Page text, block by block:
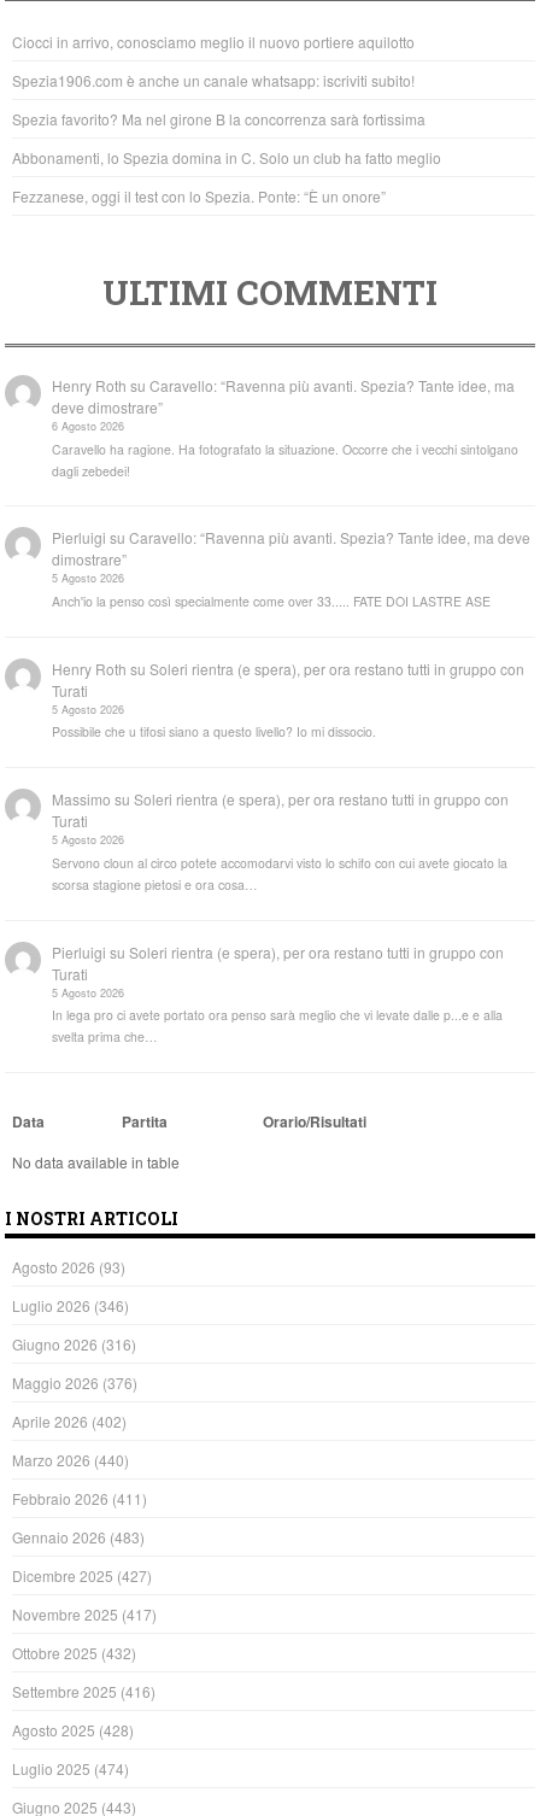
b
o
o
k
A
p
p
Ciocci in arrivo, conosciamo meglio il nuovo portiere aquilotto
Spezia1906.com è anche un canale whatsapp: iscriviti subito!
Spezia favorito? Ma nel girone B la concorrenza sarà fortissima
Abbonamenti, lo Spezia domina in C. Solo un club ha fatto meglio
Fezzanese, oggi il test con lo Spezia. Ponte: “È un onore”
ULTIMI COMMENTI
Henry Roth suCaravello: “Ravenna più avanti. Spezia? Tante idee, ma
deve dimostrare”
6 Agosto 2026
Caravello ha ragione. Ha fotografato la situazione. Occorre che i vecchi sintolgano
dagli zebedei!
Pierluigi suCaravello: “Ravenna più avanti. Spezia? Tante idee, ma deve
dimostrare”
5 Agosto 2026
Anch'io la penso così specialmente come over 33..... FATE DOI LASTRE ASE
Henry Roth suSoleri rientra (e spera), per ora restano tutti in gruppo con
Turati
5 Agosto 2026
Possibile che u tifosi siano a questo livello? Io mi dissocio.
Massimo suSoleri rientra (e spera), per ora restano tutti in gruppo con
Turati
5 Agosto 2026
Servono cloun al circo potete accomodarvi visto lo schifo con cui avete giocato la
scorsa stagione pietosi e ora cosa…
Pierluigi suSoleri rientra (e spera), per ora restano tutti in gruppo con
Turati
5 Agosto 2026
In lega pro ci avete portato ora penso sarà meglio che vi levate dalle p...e e alla
svelta prima che…
Data Partita Orario/Risultati
No data available in table
I NOSTRI ARTICOLI
Agosto 2026 (93)
Luglio 2026 (346)
Giugno 2026 (316)
Maggio 2026 (376)
Aprile 2026 (402)
Marzo 2026 (440)
Febbraio 2026 (411)
Gennaio 2026 (483)
Dicembre 2025 (427)
Novembre 2025 (417)
Ottobre 2025 (432)
Settembre 2025 (416)
Agosto 2025 (428)
Luglio 2025 (474)
Giugno 2025 (443)